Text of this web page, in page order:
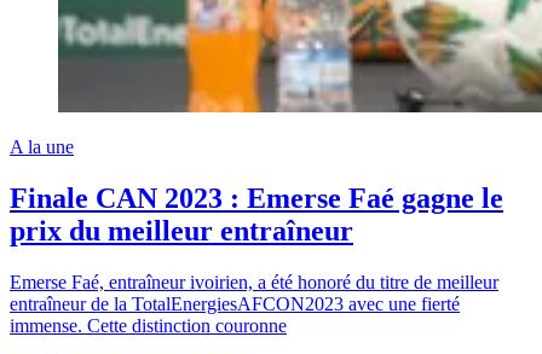
A la une
Finale CAN 2023 : Emerse Faé gagne le
prix du meilleur entraîneur
Emerse Faé, entraîneur ivoirien, a été honoré du titre de meilleur
entraîneur de la TotalEnergiesAFCON2023 avec une fierté
immense. Cette distinction couronne